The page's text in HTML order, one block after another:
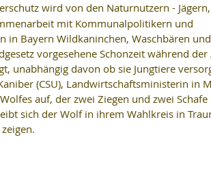
wird von den Naturnutzern -
mit Kommunalpolitikern und
in Bayern Wildkaninchen, Waschbären
vorgesehene Schonzeit während
unabhängig davon ob sie Jungtiere
(CSU), Landwirtschaftsministerin in
auf, der zwei Ziegen und zwei
sich der Wolf in ihrem Wahlkreis in